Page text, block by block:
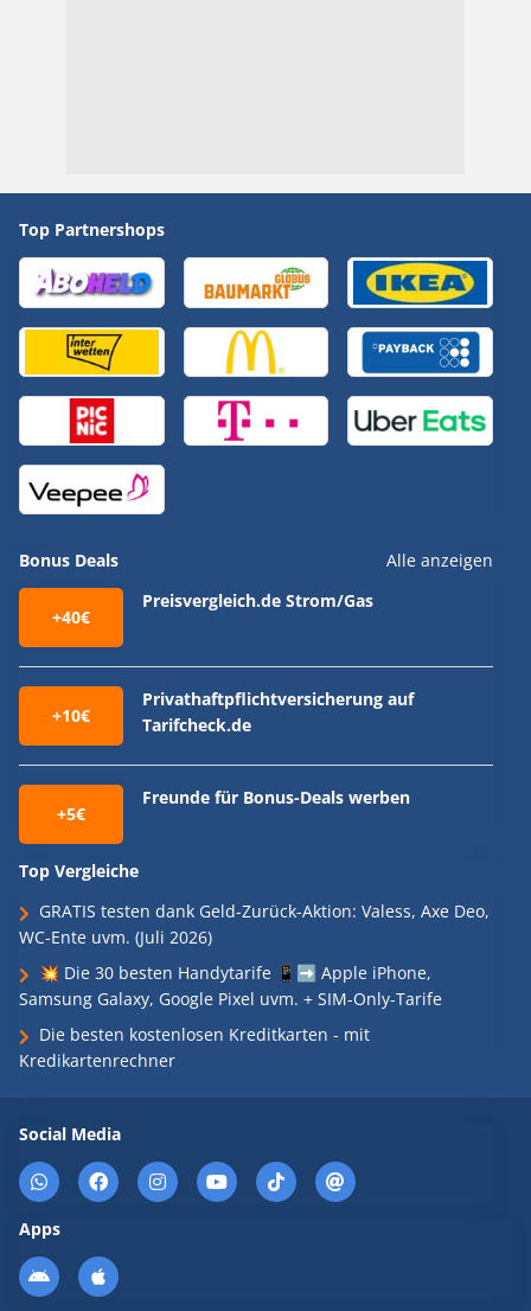
Top Partnershops
Bonus Deals Alle anzeigen
+40€
Preisvergleich.de Strom/Gas
+10€
Privathaftpflichtversicherung auf
Tarifcheck.de
+5€
Freunde für Bonus-Deals werben
Top Vergleiche
GRATIS testen dank Geld-Zurück-Aktion: Valess, Axe Deo,
WC-Ente uvm. (Juli 2026)
💥 Die 30 besten Handytarife 📱➡️ Apple iPhone,
Samsung Galaxy, Google Pixel uvm. + SIM-Only-Tarife
Die besten kostenlosen Kreditkarten - mit
Kredikartenrechner
Social Media
Apps